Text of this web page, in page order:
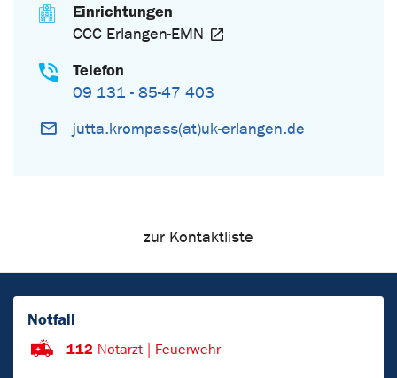
Einrichtungen
CCC Erlangen-EMN
Telefon
09 131 - 85-47 403
jutta.krompass(at)uk-erlangen.de
zur Kontaktliste
Notfall
112 Notarzt | Feuerwehr